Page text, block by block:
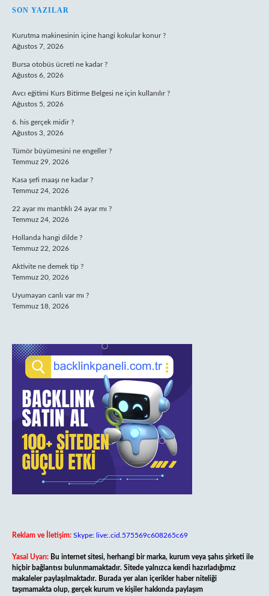
SIDEBAR
SON YAZILAR
Kurutma makinesinin içine hangi kokular konur ?
Ağustos 7, 2026
Bursa otobüs ücreti ne kadar ?
Ağustos 6, 2026
Avcı eğitimi Kurs Bitirme Belgesi ne için kullanılır ?
Ağustos 5, 2026
6. his gerçek midir ?
Ağustos 3, 2026
Tümör büyümesini ne engeller ?
Temmuz 29, 2026
Kasa şefi maaşı ne kadar ?
Temmuz 24, 2026
22 ayar mı mantıklı 24 ayar mı ?
Temmuz 24, 2026
Hollanda hangi dilde ?
Temmuz 22, 2026
Aktivite ne demek tip ?
Temmuz 20, 2026
Uyumayan canlı var mı ?
Temmuz 18, 2026
Reklam ve İletişim: Skype: live:.cid.575569c608265c69
Yasal Uyarı: Bu internet sitesi, herhangi bir marka, kurum veya şahıs şirketi ile
hiçbir bağlantısı bulunmamaktadır. Sitede yalnızca kendi hazırladığımız
makaleler paylaşılmaktadır. Burada yer alan içerikler haber niteliği
taşımamakta olup, gerçek kurum ve kişiler hakkında paylaşım